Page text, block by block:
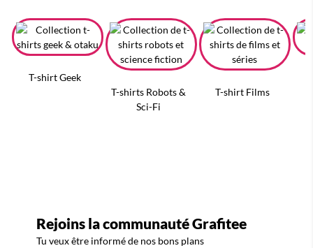
T-shirt Geek
T-shirts Robots &
Sci-Fi
T-shirt Films
Rejoins la communauté Grafitee
Tu veux être informé de nos bons plans